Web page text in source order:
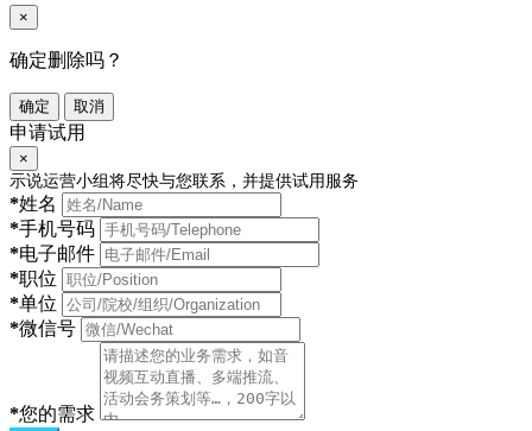
×
确定删除吗？
确定 取消
申请试用
×
示说运营小组将尽快与您联系，并提供试用服务
*姓名
*手机号码
*电子邮件
*职位
*单位
*微信号
*您的需求